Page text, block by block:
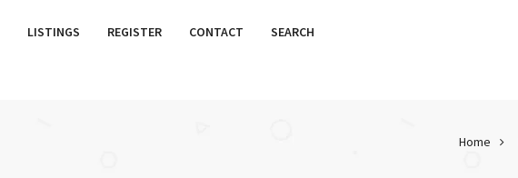
LISTINGS REGISTER CONTACT SEARCH
Home